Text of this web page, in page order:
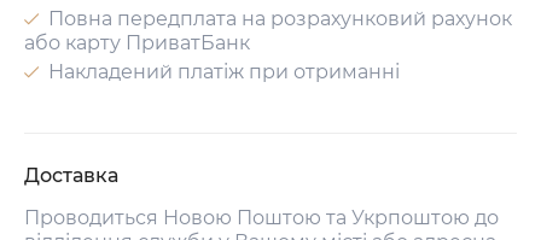
Повна передплата на розрахунковий рахунок
або карту ПриватБанк
Накладений платіж при отриманні
Доставка
Проводиться Новою Поштою та Укрпоштою до